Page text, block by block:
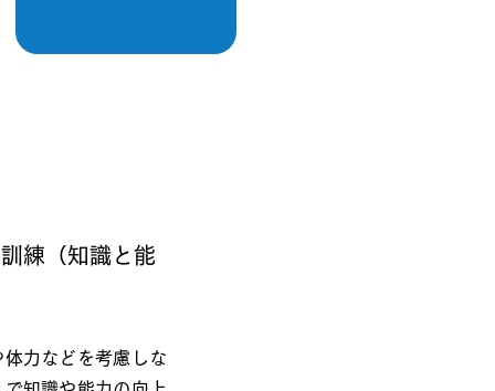
練（知識と能
力などを考慮しな